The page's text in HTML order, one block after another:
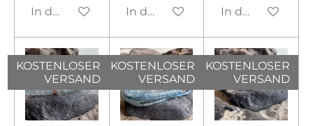
In den WarenkorbIn den WarenkorbIn den
KOSTENLOSER
VERSAND
KOSTENLOSER
VERSAND
KOSTENLOSER
VERSAND